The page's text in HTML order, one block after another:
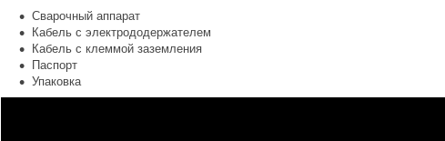
Сварочный аппарат
Кабель с электрододержателем
Кабель с клеммой заземления
Паспорт
Упаковка